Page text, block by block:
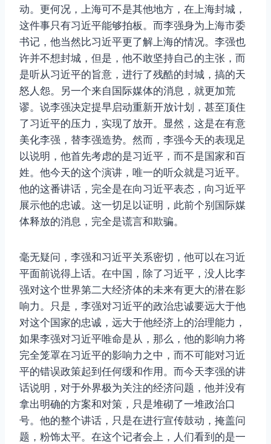
动。更何况，上海可不是其他地方，在上海封城，
这件事只有习近平能够拍板。而李强身为上海市委
书记，他当然比习近平更了解上海的情况。李强也
许并不想封城，但是，他不敢坚持自己的主张，而
是听从习近平的旨意，进行了残酷的封城，搞的天
怒人怨。另一个来自国际媒体的消息，就更加荒
谬。说李强决定提早启动重新开放计划，甚至顶住
了习近平的压力，实现了放开。显然，这是在有意
美化李强，替李强造势。然而，李强今天的表现足
以说明，他首先考虑的是习近平，而不是国家和百
姓。他今天的这个演讲，唯一的听众就是习近平。
他的这番讲话，完全是在向习近平表态，向习近平
展示他的忠诚。这一切足以证明，此前个别国际媒
体释放的消息，完全是谎言和欺骗。
毫无疑问，李强和习近平关系密切，他可以在习近
平面前说得上话。在中国，除了习近平，没人比李
强对这个世界第二大经济体的未来有更大的潜在影
响力。只是，李强对习近平的政治忠诚要远大于他
对这个国家的忠诚，远大于他经济上的治理能力，
如果李强对习近平唯命是从，那么，他的影响力将
完全笼罩在习近平的影响力之中，而不可能对习近
平的错误政策起到任何缓和作用。而今天李强的讲
话说明，对于外界极为关注的经济问题，他并没有
拿出明确的方案和对策，只是堆砌了一堆政治口
号。他的整个讲话，只是在进行宣传鼓动，掩盖问
题，粉饰太平。在这个记者会上，人们看到的是一